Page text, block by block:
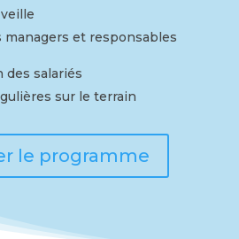
managers et responsables
des salariés
sur le terrain
le programme